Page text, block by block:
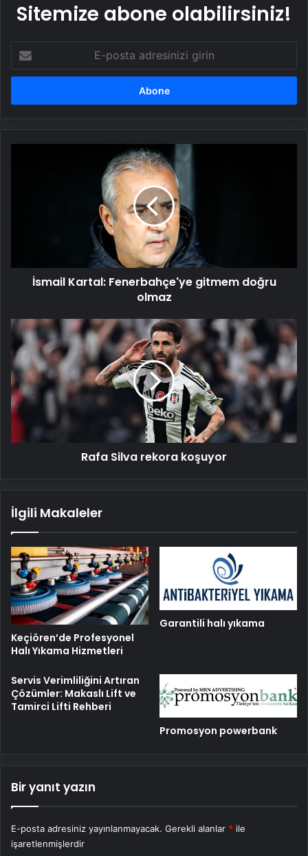
Sitemize abone olabilirsiniz!
posta
adresinizi
İsmail Kartal: Fenerbahçe'ye gitmem doğru
olmaz
Rafa
Silva
rekora
koşuyor
Rafa Silva rekora koşuyor
İlgili Makaleler
Keçiören’de Profesyonel
Halı Yıkama Hizmetleri
Garantili halı yıkama
Servis Verimliliğini Artıran
Çözümler: Makaslı Lift ve
Tamirci Lifti Rehberi
Promosyon powerbank
Bir yanıt yazın
E-posta adresiniz yayınlanmayacak. Gerekli alanlar * ile
işaretlenmişlerdir